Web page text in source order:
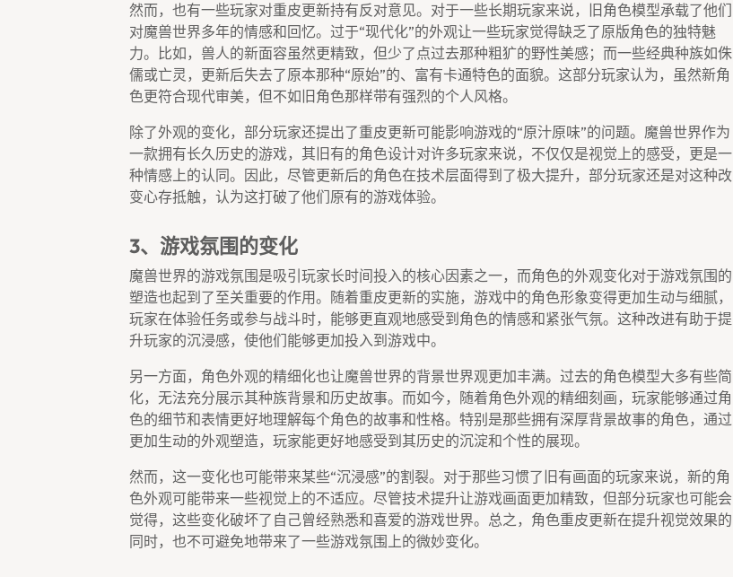
然而，也有一些玩家对重皮更新持有反对意见。对于一些长期玩家来说，旧角色模型承载了他们
对魔兽世界多年的情感和回忆。过于“现代化”的外观让一些玩家觉得缺乏了原版角色的独特魅
力。比如，兽人的新面容虽然更精致，但少了点过去那种粗犷的野性美感；而一些经典种族如侏
儒或亡灵，更新后失去了原本那种“原始”的、富有卡通特色的面貌。这部分玩家认为，虽然新角
色更符合现代审美，但不如旧角色那样带有强烈的个人风格。
除了外观的变化，部分玩家还提出了重皮更新可能影响游戏的“原汁原味”的问题。魔兽世界作为
一款拥有长久历史的游戏，其旧有的角色设计对许多玩家来说，不仅仅是视觉上的感受，更是一
种情感上的认同。因此，尽管更新后的角色在技术层面得到了极大提升，部分玩家还是对这种改
变心存抵触，认为这打破了他们原有的游戏体验。
3、游戏氛围的变化
魔兽世界的游戏氛围是吸引玩家长时间投入的核心因素之一，而角色的外观变化对于游戏氛围的
塑造也起到了至关重要的作用。随着重皮更新的实施，游戏中的角色形象变得更加生动与细腻，
玩家在体验任务或参与战斗时，能够更直观地感受到角色的情感和紧张气氛。这种改进有助于提
升玩家的沉浸感，使他们能够更加投入到游戏中。
另一方面，角色外观的精细化也让魔兽世界的背景世界观更加丰满。过去的角色模型大多有些简
化，无法充分展示其种族背景和历史故事。而如今，随着角色外观的精细刻画，玩家能够通过角
色的细节和表情更好地理解每个角色的故事和性格。特别是那些拥有深厚背景故事的角色，通过
更加生动的外观塑造，玩家能更好地感受到其历史的沉淀和个性的展现。
然而，这一变化也可能带来某些“沉浸感”的割裂。对于那些习惯了旧有画面的玩家来说，新的角
色外观可能带来一些视觉上的不适应。尽管技术提升让游戏画面更加精致，但部分玩家也可能会
觉得，这些变化破坏了自己曾经熟悉和喜爱的游戏世界。总之，角色重皮更新在提升视觉效果的
同时，也不可避免地带来了一些游戏氛围上的微妙变化。